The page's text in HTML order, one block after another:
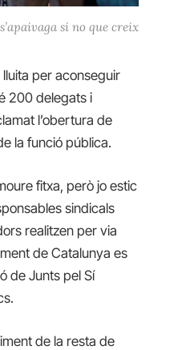
si no que creix
per aconseguir
200 delegats i
l’obertura de
la funció pública.
fitxa, però jo estic
sindicals
realitzen per via
de Catalunya es
de Junts pel Sí
de la resta de